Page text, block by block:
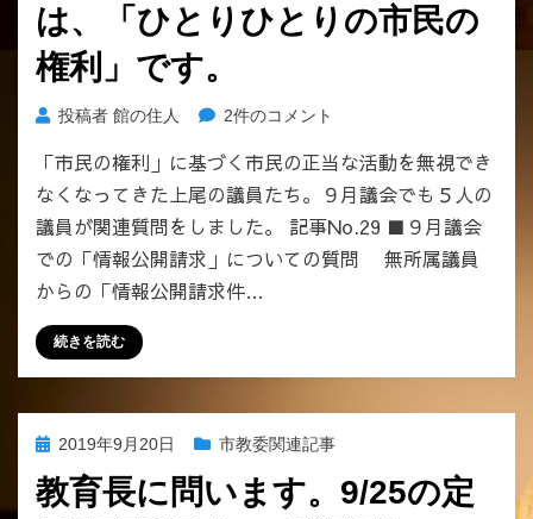
逮
捕
で、
尾
市
図
書
で
な
れ
「不
は、「ひとりひとりの市民の
権利」です。
投稿者 館の住人
情
公
開
請
や
住
査
は、
「ひ
2件のコメント
「市民の権利」に基づく市民の正当な活動を無視でき
なくなってきた上尾の議員たち。９月議会でも５人の
議員が関連質問をしました。 記事No.29 ■９月議会
での「情報公開請求」についての質問 無所属議員
からの「情報公開請求件…
続きを読む
投
日:
2019年9月20日 市教委関連記事
教育長に問います。9/25の定